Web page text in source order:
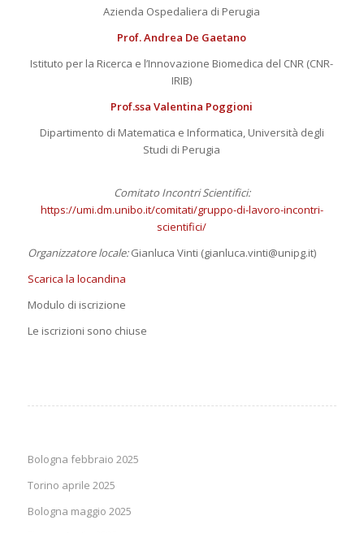
Azienda Ospedaliera di Perugia
Prof. Andrea De Gaetano
Istituto per la Ricerca e l’Innovazione Biomedica del CNR (CNR-
IRIB)
Prof.ssa Valentina Poggioni
Dipartimento di Matematica e Informatica, Università degli
Studi di Perugia
Comitato Incontri Scientifici:
https://umi.dm.unibo.it/comitati/gruppo-di-lavoro-incontri-
scientifici/
Organizzatorelocale:Gianluca Vinti (gianluca.vinti@unipg.it)
Scarica la locandina
Modulo di iscrizione
Le iscrizioni sono chiuse
Bologna febbraio 2025
Torino aprile 2025
Bologna maggio 2025